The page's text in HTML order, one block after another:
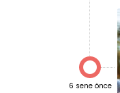

6 sene önce